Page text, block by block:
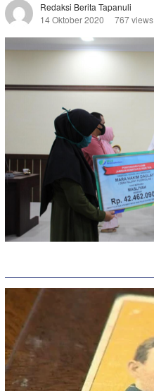
Redaksi Berita Tapanuli
14 Oktober 2020
767 views